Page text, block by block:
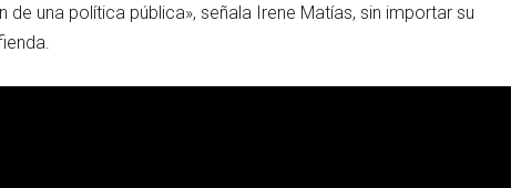
una política pública», señala Irene Matías, sin importar su